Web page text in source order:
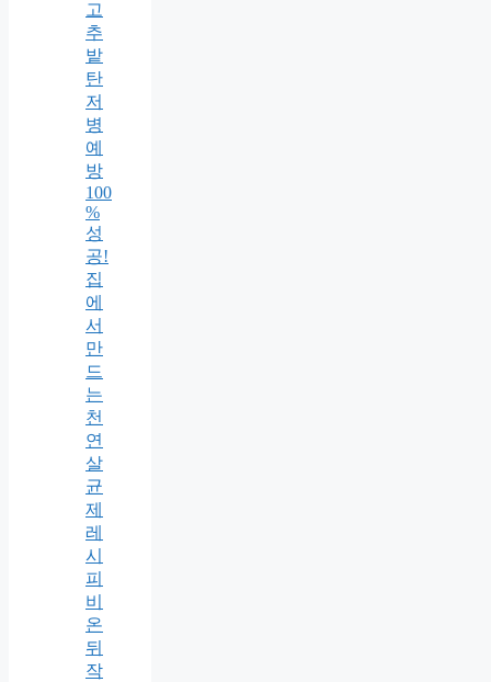
고
추
밭
탄
저
병
예
방
100
%
성
공!
집
에
서
만
드
는
천
연
살
균
제
레
시
피
비
온
뒤
작